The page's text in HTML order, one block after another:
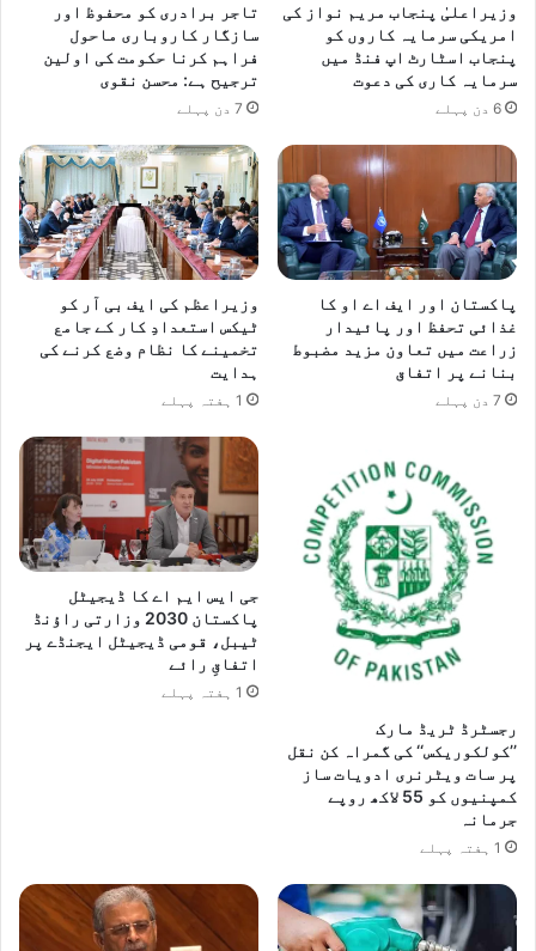
وزیراعلیٰ پنجاب مریم نواز کی
امریکی سرمایہ کاروں کو
پنجاب اسٹارٹ اپ فنڈ میں
سرمایہ کاری کی دعوت
6 دن پہلے
تاجر برادری کو محفوظ اور
سازگار کاروباری ماحول
فراہم کرنا حکومت کی اولین
ترجیح ہے: محسن نقوی
7 دن پہلے
پاکستان اور ایف اے او کا
غذائی تحفظ اور پائیدار
زراعت میں تعاون مزید مضبوط
بنانے پر اتفاق
7 دن پہلے
وزیراعظم کی ایف بی آر کو
ٹیکس استعدادِ کار کے جامع
تخمینے کا نظام وضع کرنے کی
ہدایت
1 ہفتہ پہلے
رجسٹرڈ ٹریڈ مارک
’’کولکوریکس‘‘ کی گمراہ کن نقل
پر سات ویٹرنری ادویات ساز
کمپنیوں کو 55 لاکھ روپے
جرمانہ
1 ہفتہ پہلے
جی ایس ایم اے کا ڈیجیٹل
پاکستان 2030 وزارتی راؤنڈ
ٹیبل، قومی ڈیجیٹل ایجنڈے پر
اتفاقِ رائے
1 ہفتہ پہلے